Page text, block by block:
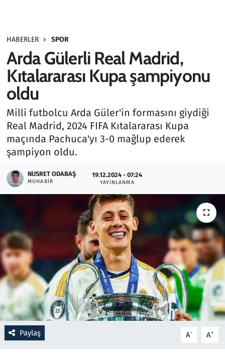
HABERLER SPOR
Arda Gülerli Real Madrid,
Kıtalararası Kupa şampiyonu
oldu
Milli futbolcu Arda Güler'in formasını giydiği
Real Madrid, 2024 FIFA Kıtalararası Kupa
maçında Pachuca'yı 3-0 mağlup ederek
şampiyon oldu.
NUSRET ODABAŞ
MUHABIR
19.12.2024 - 07:24
YAYINLANMA
Paylaş A- A+
Haber
Kültür Sanat
Kurumsal Haberler
Lezzet Durağı
Memur ve Kamu
Otomobil
Oyun
Resmi İlanlar
Rüya Tabirleri
Sağlık
Savunma Sanayi